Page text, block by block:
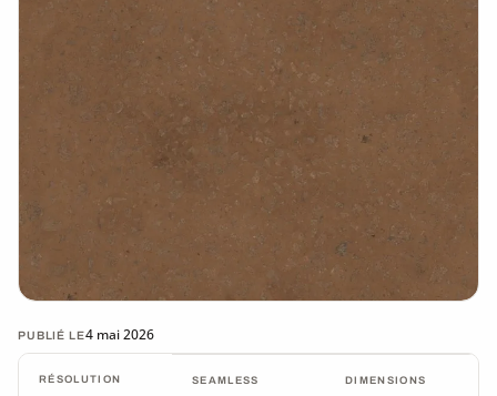
PUBLIÉ LE4 mai 2026
RÉSOLUTION SEAMLESS DIMENSIONS